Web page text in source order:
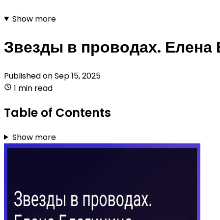
Show more
Звезды в проводах. Елена
Published onSep 15, 2025
1 min read
Table of Contents
Show more